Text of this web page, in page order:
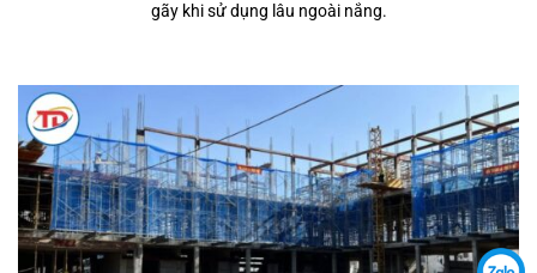
gãy khi sử dụng lâu ngoài nắng.